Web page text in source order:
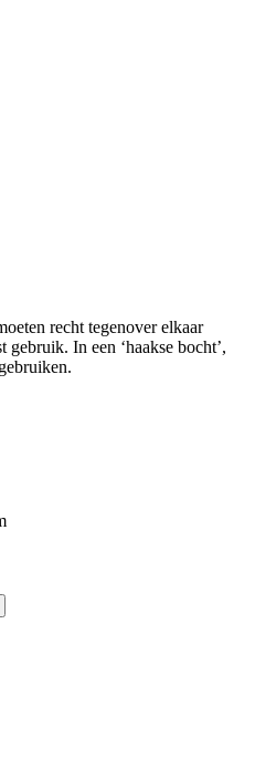
recht tegenover elkaar
In een ‘haakse bocht’,